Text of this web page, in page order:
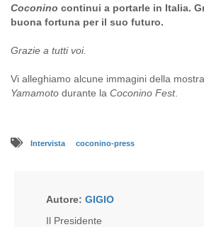
Coconino continui a portarle in Italia.
buona fortuna per il suo futuro.
Grazie a tutti voi.
Vi alleghiamo alcune immagini della
Yamamoto durante la Coconino Fest.
Intervista coconino-press
Autore: GIGIO
Il Presidente